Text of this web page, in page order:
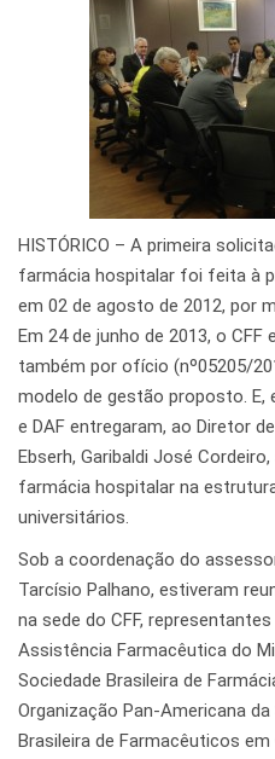
HISTÓRICO – A primeira
farmácia hospitalar foi feita à
em 02 de agosto de 2012, por
Em 24 de junho de 2013, o CFF
também por ofício (nº05205/
modelo de gestão proposto. E,
e DAF entregaram, ao Diretor
Ebserh, Garibaldi José
farmácia hospitalar na
universitários.
Sob a coordenação do
Tarcísio Palhano, estiveram
na sede do CFF,
Assistência Farmacêutica do
Sociedade Brasileira de
Organização Pan-Americana da
Brasileira de Farmacêuticos